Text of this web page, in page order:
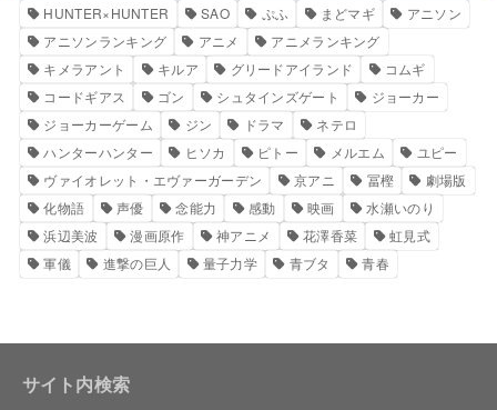
HUNTER×HUNTER SAO ぷふ まどマギ
アニソン
アニソンランキング
アニメ
アニメランキング
キメラアント
キルア グリードアイランド
コムギ
コードギアス
ゴン シュタインズゲート
ジョーカー
ジョーカーゲーム
ジン ドラマ
ネテロ
ハンターハンター
ヒソカ ピトー メルエム
ユピー
ヴァイオレット・エヴァーガーデン
京アニ 冨樫
劇場版
化物語
声優 念能力 感動 映画
水瀬いのり
浜辺美波
漫画原作 神アニメ 花澤香菜
虹見式
軍儀
進撃の巨人 量子力学 青ブタ 青春
サイト内検索